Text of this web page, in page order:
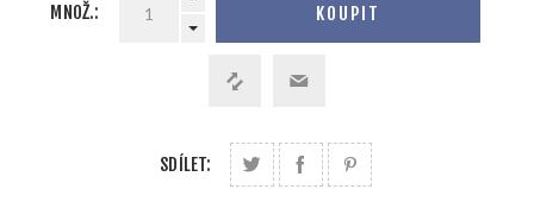
MNOŽ.: KOUPIT
SDÍLET: